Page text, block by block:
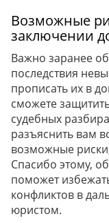
Возможные
заключении
Важно заранее
последствия
прописать их в
сможете
судебных
разъяснить вам
возможные
Спасибо этому,
поможет
конфликтов в
юристом.